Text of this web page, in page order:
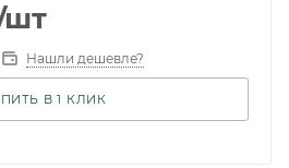
Нашли дешевле?
В 1 КЛИК